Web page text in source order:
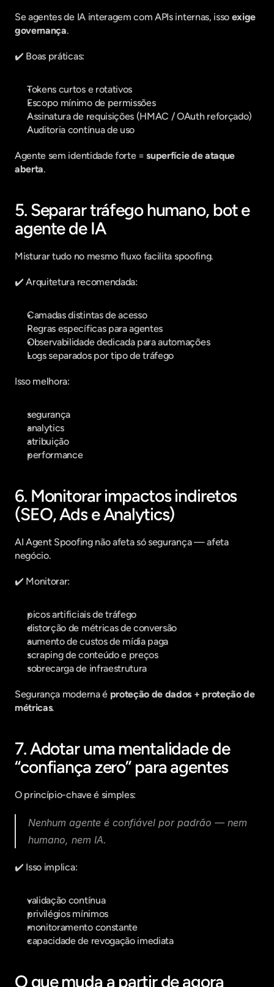
Se agentes de IA interagem com APIs internas, isso exige
governança.
✔️ Boas práticas:
Tokens curtos e rotativos
Escopo mínimo de permissões
Assinatura de requisições (HMAC / OAuth reforçado)
Auditoria contínua de uso
Agente sem identidade forte = superfície de ataque
aberta.
5. Separar tráfego humano, bot e
agente de IA
Misturar tudo no mesmo fluxo facilita spoofing.
✔️ Arquitetura recomendada:
Camadas distintas de acesso
Regras específicas para agentes
Observabilidade dedicada para automações
Logs separados por tipo de tráfego
Isso melhora:
segurança
analytics
atribuição
performance
6. Monitorar impactos indiretos
(SEO, Ads e Analytics)
AI Agent Spoofing não afeta só segurança — afeta
negócio.
✔️ Monitorar:
picos artificiais de tráfego
distorção de métricas de conversão
aumento de custos de mídia paga
scraping de conteúdo e preços
sobrecarga de infraestrutura
Segurança moderna é proteção de dados + proteção de
métricas.
7. Adotar uma mentalidade de
“confiança zero” para agentes
O princípio-chave é simples:
Nenhum agente é confiável por padrão — nem
humano, nem IA.
✔️ Isso implica:
validação contínua
privilégios mínimos
monitoramento constante
capacidade de revogação imediata
O que muda a partir de agora